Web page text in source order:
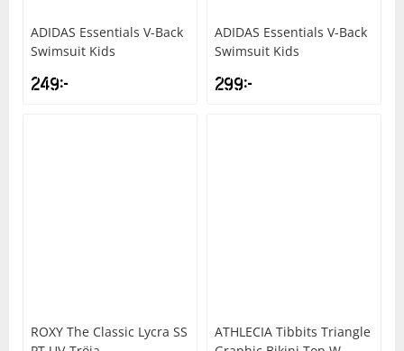
ADIDAS Essentials V-Back
Swimsuit Kids
249kr
ADIDAS Essentials V-Back
Swimsuit Kids
299kr
ROXY The Classic Lycra SS
ATHLECIA Tibbits Triangle